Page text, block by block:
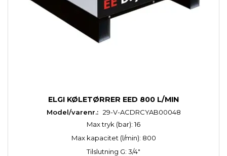
ELGI KØLETØRRER EED 800 L/MIN
Model/varenr.: 29-V-ACDRCYAB00048
Max tryk (bar): 16
Max kapacitet (l/min): 800
Tilslutning G: 3/4"